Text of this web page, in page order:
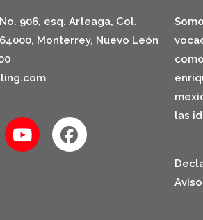
906, esq. Arteaga, Col.
Monterrey, Nuevo León
las